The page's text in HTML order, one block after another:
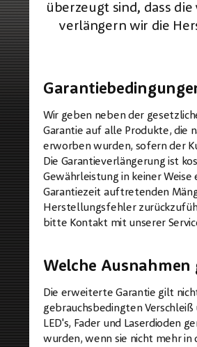
überzeugt sind, dass
verlängern wir die
Wir geben neben der
Garantie auf alle Produkte, die
erworben wurden, sofern der
Die Garantieverlängerung ist
Gewährleistung in keiner
Garantiezeit auftretenden
Herstellungsfehler
bitte Kontakt mit unserer
Welche Ausnahmen
Die erweiterte Garantie gilt
gebrauchsbedingten
LED's, Fader und Laserdioden
wurden, wenn sie nicht mehr in